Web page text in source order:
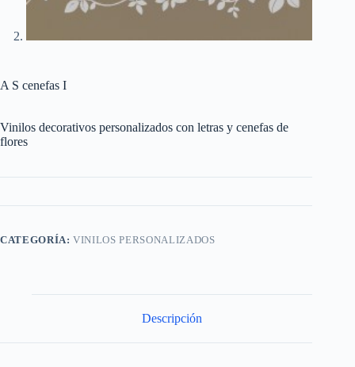
A S cenefas I
Vinilos decorativos personalizados con letras y cenefas de
flores
CATEGORÍA:VINILOS PERSONALIZADOS
Descripción